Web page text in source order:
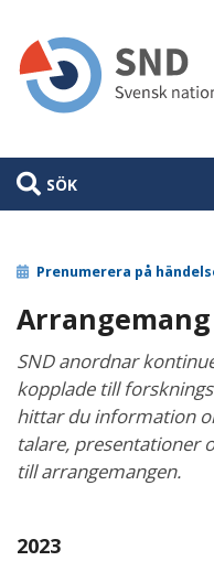
huvudinnehåll
SÖK
Prenumerera på
Arrangemang
SND anordnar
kopplade till
hittar du information
talare, presentationer
till arrangemangen.
2023